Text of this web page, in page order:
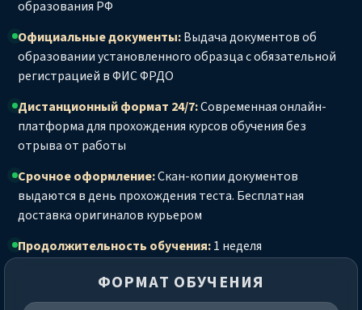
образования РФ
Официальные документы:Выдача документов об
образовании установленного образца с обязательной
регистрацией в ФИС ФРДО
Дистанционный формат 24/7:Современная онлайн-
платформа для прохождения курсов обучения без
отрыва от работы
Срочное оформление:Скан-копии документов
выдаются в день прохождения теста. Бесплатная
доставка оригиналов курьером
Продолжительность обучения:1 неделя
ФОРМАТ ОБУЧЕНИЯ